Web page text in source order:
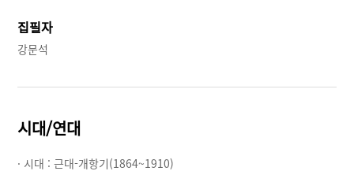
집필자
강문석
시대/연대
· 시대 :근대-개항기(1864~1910)